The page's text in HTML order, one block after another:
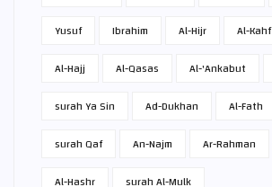
Yusuf
Ibrahim Al-Hijr Al-Kahf
Al-Hajj
Al-Qasas Al-'Ankabut
surah Ya Sin
Ad-Dukhan Al-Fath
surah Qaf
An-Najm Ar-Rahman
Al-Hashr
surah Al-Mulk